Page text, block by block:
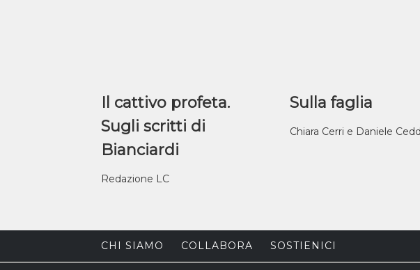
Il cattivo profeta.
Sugli scritti di
Bianciardi
Redazione LC
Sulla faglia
Chiara Cerri e Daniele
CHI SIAMO COLLABORA SOSTIENICI